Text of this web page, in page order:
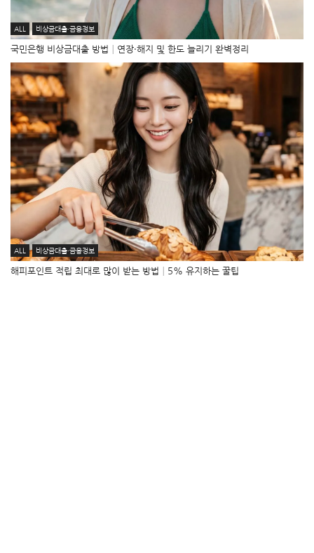
ALL 비상금대출·금융정보
국민은행 비상금대출 방법│연장·해지 및 한도 늘리기 완벽정리
ALL 비상금대출·금융정보
해피포인트 적립 최대로 많이 받는 방법│5% 유지하는 꿀팁